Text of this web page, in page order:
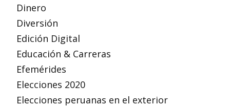
Dinero
Diversión
Edición Digital
Educación & Carreras
Efemérides
Elecciones 2020
Elecciones peruanas en el exterior